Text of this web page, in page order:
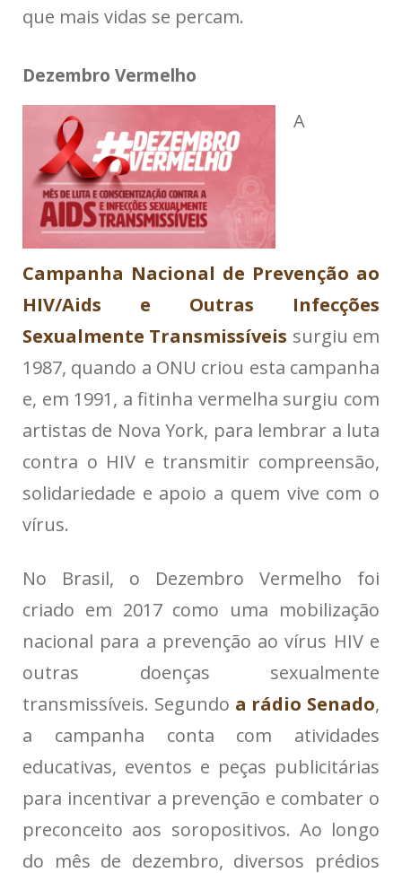
que mais vidas se percam.
Dezembro Vermelho
A
Campanha Nacional de Prevenção ao
HIV/Aids e Outras Infecções
Sexualmente Transmissíveis surgiu em
1987, quando a ONU criou esta campanha
e, em 1991, a fitinha vermelha surgiu com
artistas de Nova York, para lembrar a luta
contra o HIV e transmitir compreensão,
solidariedade e apoio a quem vive com o
vírus.
No Brasil, o Dezembro Vermelho foi
criado em 2017 como uma mobilização
nacional para a prevenção ao vírus HIV e
outras doenças sexualmente
transmissíveis. Segundo a rádio Senado,
a campanha conta com atividades
educativas, eventos e peças publicitárias
para incentivar a prevenção e combater o
preconceito aos soropositivos. Ao longo
do mês de dezembro, diversos prédios